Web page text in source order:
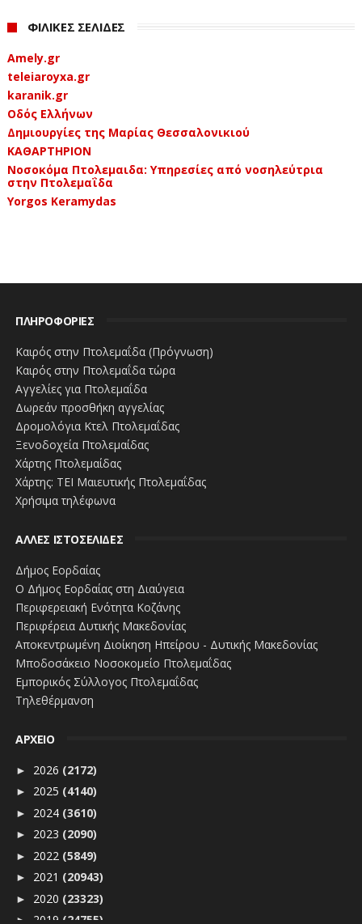
ΦΙΛΙΚΕΣ ΣΕΛΙΔΕΣ
Amely.gr
teleiaroyxa.gr
karanik.gr
Οδός Ελλήνων
Δημιουργίες της Μαρίας Θεσσαλονικιού
ΚΑΘΑΡΤΗΡΙΟΝ
Νοσοκόμα Πτολεμαιδα: Υπηρεσίες από νοσηλεύτρια
στην Πτολεμαΐδα
Yorgos Keramydas
ΠΛΗΡΟΦΟΡΙΕΣ
Καιρός στην Πτολεμαΐδα (Πρόγνωση)
Καιρός στην Πτολεμαΐδα τώρα
Αγγελίες για Πτολεμαΐδα
Δωρεάν προσθήκη αγγελίας
Δρομολόγια Κτελ Πτολεμαΐδας
Ξενοδοχεία Πτολεμαίδας
Χάρτης Πτολεμαίδας
Χάρτης: ΤΕΙ Μαιευτικής Πτολεμαΐδας
Χρήσιμα τηλέφωνα
ΑΛΛΕΣ ΙΣΤΟΣΕΛΙΔΕΣ
Δήμος Εορδαίας
Ο Δήμος Εορδαίας στη Διαύγεια
Περιφερειακή Ενότητα Κοζάνης
Περιφέρεια Δυτικής Μακεδονίας
Αποκεντρωμένη Διοίκηση Ηπείρου - Δυτικής Μακεδονίας
Μποδοσάκειο Νοσοκομείο Πτολεμαΐδας
Εμπορικός Σύλλογος Πτολεμαΐδας
Τηλεθέρμανση
ΑΡΧΕΙΟ
► 2026 (2172)
► 2025 (4140)
► 2024 (3610)
► 2023 (2090)
► 2022 (5849)
► 2021 (20943)
► 2020 (23323)
► 2019 (24755)